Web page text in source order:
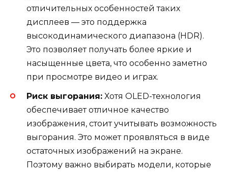
отличительных особенностей таких
дисплеев — это поддержка
высокодинамического диапазона (HDR).
Это позволяет получать более яркие и
насыщенные цвета, что особенно заметно
при просмотре видео и играх.
Риск выгорания: Хотя OLED-технология
обеспечивает отличное качество
изображения, стоит учитывать возможность
выгорания. Это может проявляться в виде
остаточных изображений на экране.
Поэтому важно выбирать модели, которые